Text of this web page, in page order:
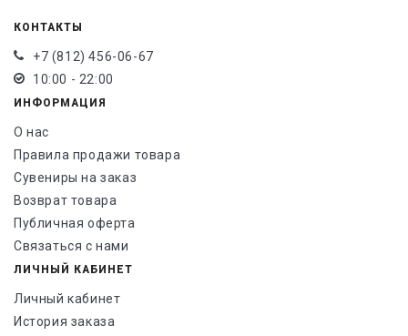
КОНТАКТЫ
+7 (812) 456-06-67
10:00 - 22:00
ИНФОРМАЦИЯ
О нас
Правила продажи товара
Сувениры на заказ
Возврат товара
Публичная оферта
Связаться с нами
ЛИЧНЫЙ КАБИНЕТ
Личный кабинет
История заказа